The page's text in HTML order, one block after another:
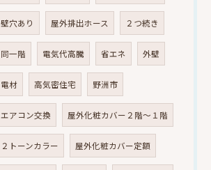
壁穴あり 屋外排出ホース ２つ続き
同一階 電気代高騰 省エネ 外壁
電材 高気密住宅 野洲市
エアコン交換 屋外化粧カバー２階～１階
２トーンカラー 屋外化粧カバー定額